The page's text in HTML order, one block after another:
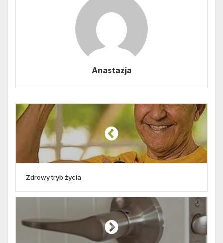
Anastazja
Zdrowy tryb życia